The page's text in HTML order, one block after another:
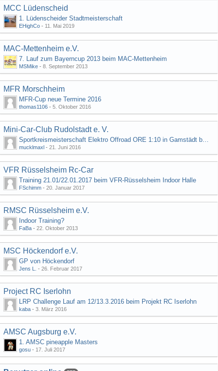
MCC Lüdenscheid
1. Lüdenscheider Stadtmeisterschaft
EHighCo - 11. Mai 2019
MAC-Mettenheim e.V.
7. Lauf zum Bayerncup 2013 beim MAC-Mettenheim
MSMike - 8. September 2013
MFR Morschheim
MFR-Cup neue Termine 2016
thomas1106 - 5. Oktober 2016
Mini-Car-Club Rudolstadt e. V.
Sportkreismeisterschaft Elektro Offroad ORE 1:10 in Gamstädt bei Erfurt, Outdoor mit Indoor Ausweichmöglichkeit!!!
mucklmaxl - 21. Juni 2016
VFR Rüsselsheim Rc-Car
Training 21.01/22.01.2017 beim VFR-Rüsselsheim Indoor Halle
FSchimm - 20. Januar 2017
RMSC Rüsselsheim e.V.
Indoor Training?
FaBa - 22. Oktober 2013
MSC Höckendorf e.V.
GP von Höckendorf
Jens L. - 26. Februar 2017
Project RC Iserlohn
LRP Challenge Lauf am 12/13.3.2016 beim Projekt RC Iserlohn
kaba - 3. März 2016
AMSC Augsburg e.V.
1. AMSC pineapple Masters
gosu - 17. Juli 2017